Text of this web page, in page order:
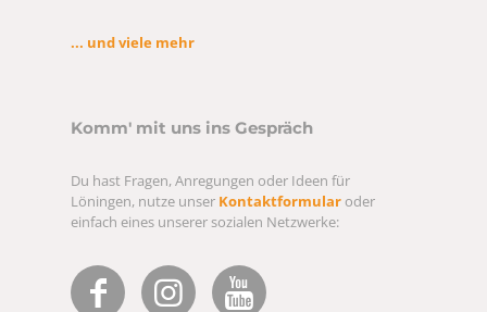
... und viele mehr
Komm' mit uns ins Gespräch
Du hast Fragen, Anregungen oder Ideen für
Löningen, nutze unser Kontaktformular oder
einfach eines unserer sozialen Netzwerke: